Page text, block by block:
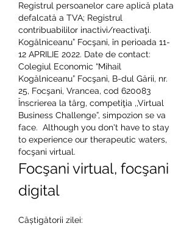
Registrul persoanelor care aplică plata
defalcată a TVA; Registrul
contribuabililor inactivi/reactivaţi.
Kogălniceanu” Focşani, în perioada 11-
12 APRILIE 2022. Date de contact:
Colegiul Economic “Mihail
Kogălniceanu” Focşani, B-dul Gării, nr.
25, Focşani, Vrancea, cod 620083
Înscrierea la târg, competiţia ,,Virtual
Business Challenge”, simpozion se va
face.  Although you don't have to stay
to experience our therapeutic waters,
focşani virtual.
Focşani virtual, focşani
digital
Câștigătorii zilei: